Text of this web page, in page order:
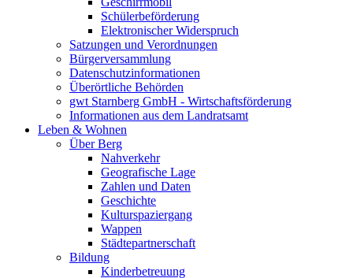
Schülerbeförderung
Elektronischer Widerspruch
Satzungen und Verordnungen
Bürgerversammlung
Datenschutzinformationen
Überörtliche Behörden
gwt Starnberg GmbH - Wirtschaftsförderung
Informationen aus dem Landratsamt
Leben & Wohnen
Über Berg
Nahverkehr
Geografische Lage
Zahlen und Daten
Geschichte
Kulturspaziergang
Wappen
Städtepartnerschaft
Bildung
Kinderbetreuung